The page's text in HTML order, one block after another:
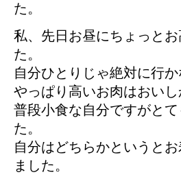
た。
私、先日お昼にちょっと
た。
自分ひとりじゃ絶対に行
やっぱり高いお肉はおい
普段小食な自分ですがと
た。
自分はどちらかというと
ました。